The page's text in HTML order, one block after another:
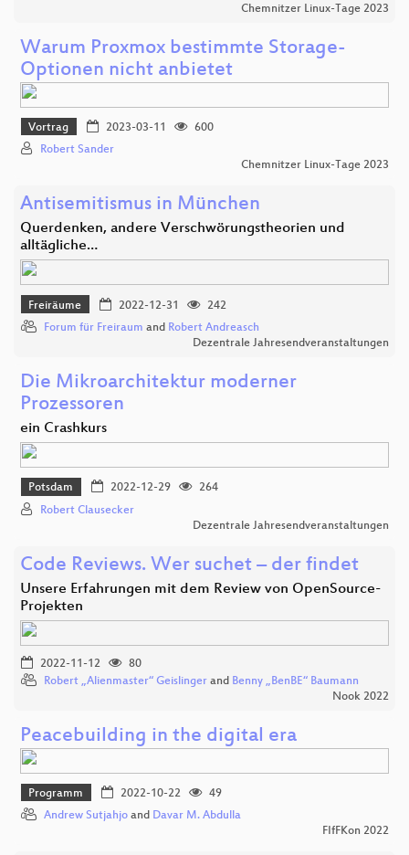
Chemnitzer Linux-Tage 2023
Warum Proxmox bestimmte Storage-
Optionen nicht anbietet
Vortrag 2023-03-11
600
Robert Sander
Chemnitzer Linux-Tage 2023
Antisemitismus in München
Querdenken, andere Verschwörungstheorien und
alltägliche…
Freiräume 2022-12-31
242
Forum für Freiraum and Robert Andreasch
Dezentrale Jahresendveranstaltungen
Die Mikroarchitektur moderner
Prozessoren
ein Crashkurs
Potsdam 2022-12-29
264
Robert Clausecker
Dezentrale Jahresendveranstaltungen
Code Reviews. Wer suchet – der findet
Unsere Erfahrungen mit dem Review von OpenSource-
Projekten
2022-11-12
80
Robert „Alienmaster“ Geislinger and Benny „BenBE“ Baumann
Nook 2022
Peacebuilding in the digital era
Programm 2022-10-22
49
Andrew Sutjahjo and Davar M. Abdulla
FIfFKon 2022